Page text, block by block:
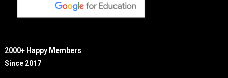
2000+ Happy Members
Since 2017